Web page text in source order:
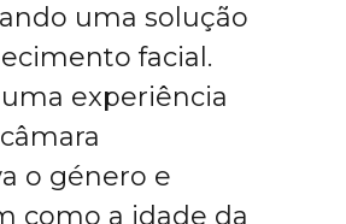
uma solução
facial.
experiência
o género e
como a idade da